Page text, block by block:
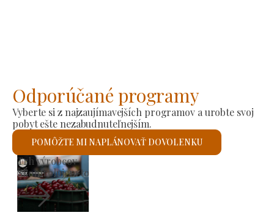
Odporúčané programy
Vyberte si z najzaujímavejších programov a urobte svoj
pobyt ešte nezabudnuteľnejším.
POMÔŽTE MI NAPLÁNOVAŤ DOVOLENKU
Rímskokatolícky kostol svätého Lászlóa
Skontrolujem to